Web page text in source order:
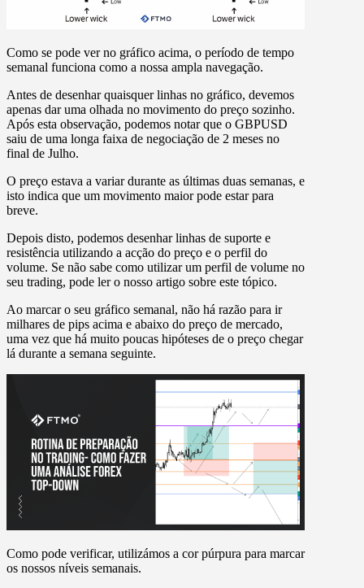
Como se pode ver no gráfico acima, o período de tempo
semanal funciona como a nossa ampla navegação.
Antes de desenhar quaisquer linhas no gráfico, devemos
apenas dar uma olhada no movimento do preço sozinho.
Após esta observação, podemos notar que o GBPUSD
saiu de uma longa faixa de negociação de 2 meses no
final de Julho.
O preço estava a variar durante as últimas duas semanas, e
isto indica que um movimento maior pode estar para
breve.
Depois disto, podemos desenhar linhas de suporte e
resistência utilizando a acção do preço e o perfil do
volume. Se não sabe como utilizar um perfil de volume no
seu trading, pode ler o nosso artigo sobre este tópico.
Ao marcar o seu gráfico semanal, não há razão para ir
milhares de pips acima e abaixo do preço de mercado,
uma vez que há muito poucas hipóteses de o preço chegar
lá durante a semana seguinte.
Como pode verificar, utilizámos a cor púrpura para marcar
os nossos níveis semanais.